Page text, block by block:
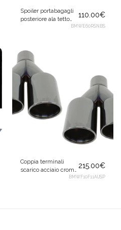
Spoiler portabagagli
posteriore ala tetto
per BMW Serie 5 E60
110.00€
BMWE60RSNBS
Coppia terminali
scarico acciaio cromo
per BMW Serie 5 E60
215.00€
BMWF10F11AUSP